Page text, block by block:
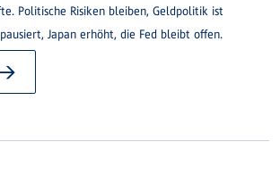
Politische Risiken bleiben, Geldpolitik ist
Japan erhöht, die Fed bleibt offen.
→